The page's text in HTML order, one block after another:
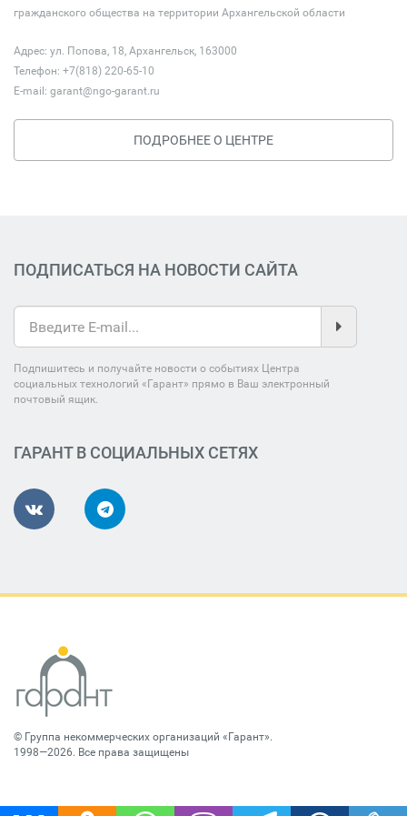
гражданского общества на территории Архангельской области
Адрес: ул. Попова, 18, Архангельск, 163000
Телефон: +7(818) 220-65-10
E-mail: garant@ngo-garant.ru
ПОДРОБНЕЕ О ЦЕНТРЕ
ПОДПИСАТЬСЯ НА НОВОСТИ САЙТА
Подпишитесь и получайте новости о событиях Центра
социальных технологий «Гарант» прямо в Ваш электронный
почтовый ящик.
ГАРАНТ В СОЦИАЛЬНЫХ СЕТЯХ
© Группа некоммерческих организаций «Гарант».
1998—2026. Все права защищены